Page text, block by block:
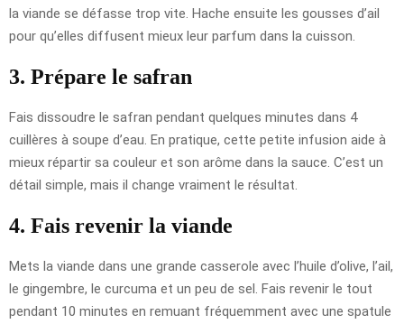
la viande se défasse trop vite. Hache ensuite les gousses d’ail
pour qu’elles diffusent mieux leur parfum dans la cuisson.
3. Prépare le safran
Fais dissoudre le safran pendant quelques minutes dans 4
cuillères à soupe d’eau. En pratique, cette petite infusion aide à
mieux répartir sa couleur et son arôme dans la sauce. C’est un
détail simple, mais il change vraiment le résultat.
4. Fais revenir la viande
Mets la viande dans une grande casserole avec l’huile d’olive, l’ail,
le gingembre, le curcuma et un peu de sel. Fais revenir le tout
pendant 10 minutes en remuant fréquemment avec une spatule